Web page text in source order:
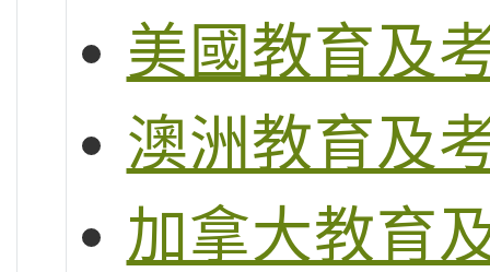
美國教育及
澳洲教育及
加拿大教育